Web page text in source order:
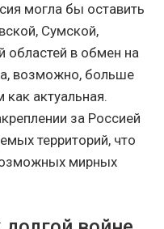
могла бы оставить
Сумской,
областей в обмен на
возможно, больше
актуальная.
за Россией
территорий, что
мирных